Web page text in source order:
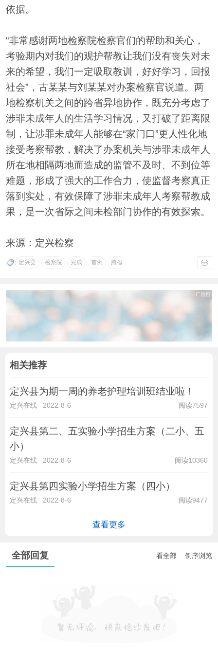
依据。
“非常感谢两地检察院检察官们的帮助和关心，
考验期内对我们的观护帮教让我们没有丧失对未
来的希望，我们一定吸取教训，好好学习，回报
社会”，古某某与刘某某对办案检察官说道。两
地检察机关之间的跨省异地协作，既充分考虑了
涉罪未成年人的生活学习情况，又打破了距离限
制，让涉罪未成年人能够在“家门口”更人性化地
接受考察帮教，解决了办案机关与涉罪未成年人
所在地相隔两地而造成的监管不及时、不到位等
难题，形成了强大的工作合力，使监督考察真正
落到实处，有效保障了涉罪未成年人考察帮教成
果，是一次省际之间未检部门协作的有效探索。
来源：定兴检察
定兴县 检察院 完成 首例 跨省
相关推荐
定兴县为期一周的养老护理培训班结业啦！
定兴在线 2022-8-6 阅读7597
定兴县第二、五实验小学招生方案（二小、五
小）
定兴在线 2022-8-6 阅读10360
定兴县第四实验小学招生方案（四小）
定兴在线 2022-8-6 阅读9477
查看更多
全部回复 看全部 倒序浏览